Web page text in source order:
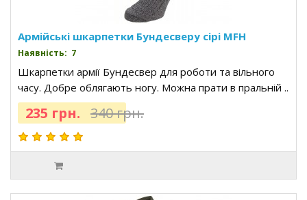
Армійські шкарпетки Бундесверу сірі MFH
Наявність: 7
Шкарпетки армії Бундесвер для роботи та вільного
часу. Добре облягають ногу. Можна прати в пральній ..
235 грн. 340 грн.